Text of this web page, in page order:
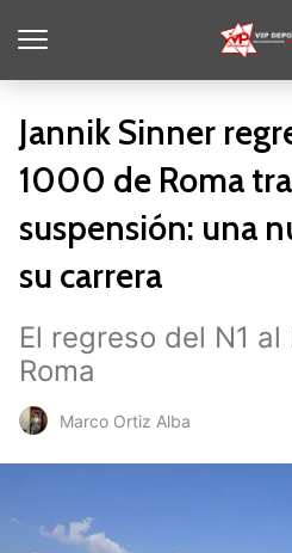
Jannik Sinner
1000 de Roma
suspensión: una
su carrera
El regreso del N1
Roma
Marco Ortiz Alba